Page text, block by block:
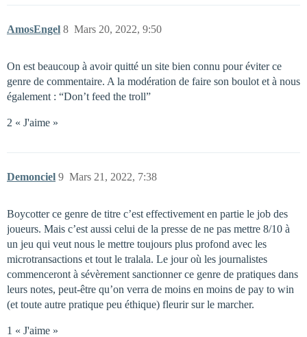
AmosEngel Mars 20, 2022, 9:50
8
On est beaucoup à avoir quitté un site bien connu pour éviter ce
genre de commentaire. A la modération de faire son boulot et à nous
également : “Don’t feed the troll”
2 « J'aime »
Demonciel Mars 21, 2022, 7:38
9
Boycotter ce genre de titre c’est effectivement en partie le job des
joueurs. Mais c’est aussi celui de la presse de ne pas mettre 8/10 à
un jeu qui veut nous le mettre toujours plus profond avec les
microtransactions et tout le tralala. Le jour où les journalistes
commenceront à sévèrement sanctionner ce genre de pratiques dans
leurs notes, peut-être qu’on verra de moins en moins de pay to win
(et toute autre pratique peu éthique) fleurir sur le marcher.
1 « J'aime »